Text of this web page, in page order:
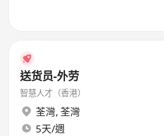
送货员-外劳
智慧人才（香港）
荃灣, 荃灣
5天/週